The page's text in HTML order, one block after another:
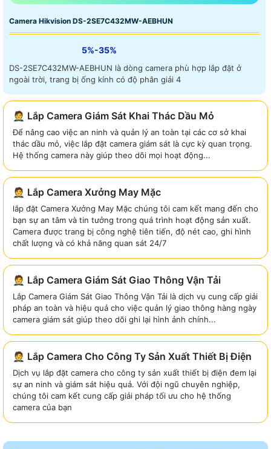
Camera Hikvision DS-2SE7C432MW-AEBHUN
5%-35%
DS-2SE7C432MW-AEBHUN là dòng camera phù hợp lắp đặt ở
ngoài trời, trang bị ống kính có độ phân giải 4
🤵 Lắp Camera Giám Sát Khai Thác Dầu Mỏ
Để nâng cao việc an ninh và quản lý an toàn tại các cơ sở khai
thác dầu mỏ, việc lắp đặt camera giám sát là cực kỳ quan trọng.
Hệ thống camera này giúp theo dõi mọi hoạt động...
🤵 Lắp Camera Xưởng May Mặc
lắp đặt Camera Xưởng May Mặc chúng tôi cam kết mang đến cho
bạn sự an tâm và tin tưởng trong quá trình hoạt động sản xuất.
Camera được trang bị công nghệ tiên tiến, độ nét cao, ghi hình
chất lượng và có khả năng quan sát 24/7
🤵 Lắp Camera Giám Sát Giao Thông Vận Tải
Lắp Camera Giám Sát Giao Thông Vận Tải là dịch vụ cung cấp giải
pháp an toàn và hiệu quả cho việc quản lý giao thông hàng ngày
camera giám sát giúp theo dõi ghi lại hình ảnh chính...
🤵 Lắp Camera Cho Công Ty Sản Xuất Thiết Bị Điện
Dịch vụ lắp đặt camera cho công ty sản xuất thiết bị điện đem lại
sự an ninh và giám sát hiệu quả. Với đội ngũ chuyên nghiệp,
chúng tôi cam kết cung cấp giải pháp tối ưu cho hệ thống
camera của bạn